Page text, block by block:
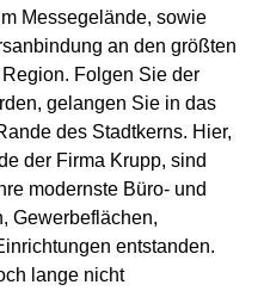
Messegelände, sowie
an den größten
Folgen Sie der
gelangen Sie in das
des Stadtkerns. Hier,
der Firma Krupp, sind
modernste Büro- und
Gewerbeflächen,
entstanden.
lange nicht